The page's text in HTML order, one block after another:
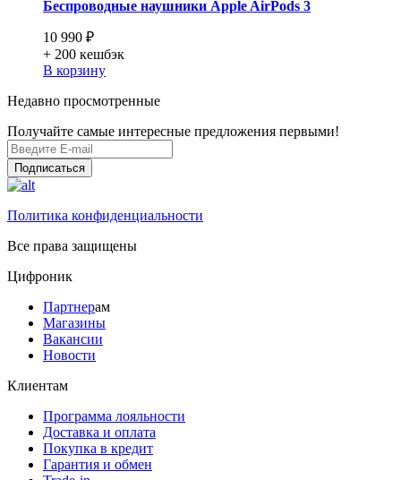
Беспроводные наушники Apple AirPods 3
10 990 ₽
+ 200 кешбэк
В корзину
Недавно просмотренные
Получайте самые интересные предложения первыми!
Подписаться
Политика конфиденциальности
Все права защищены
Цифроник
Партнерам
Магазины
Вакансии
Новости
Клиентам
Программа лояльности
Доставка и оплата
Покупка в кредит
Гарантия и обмен